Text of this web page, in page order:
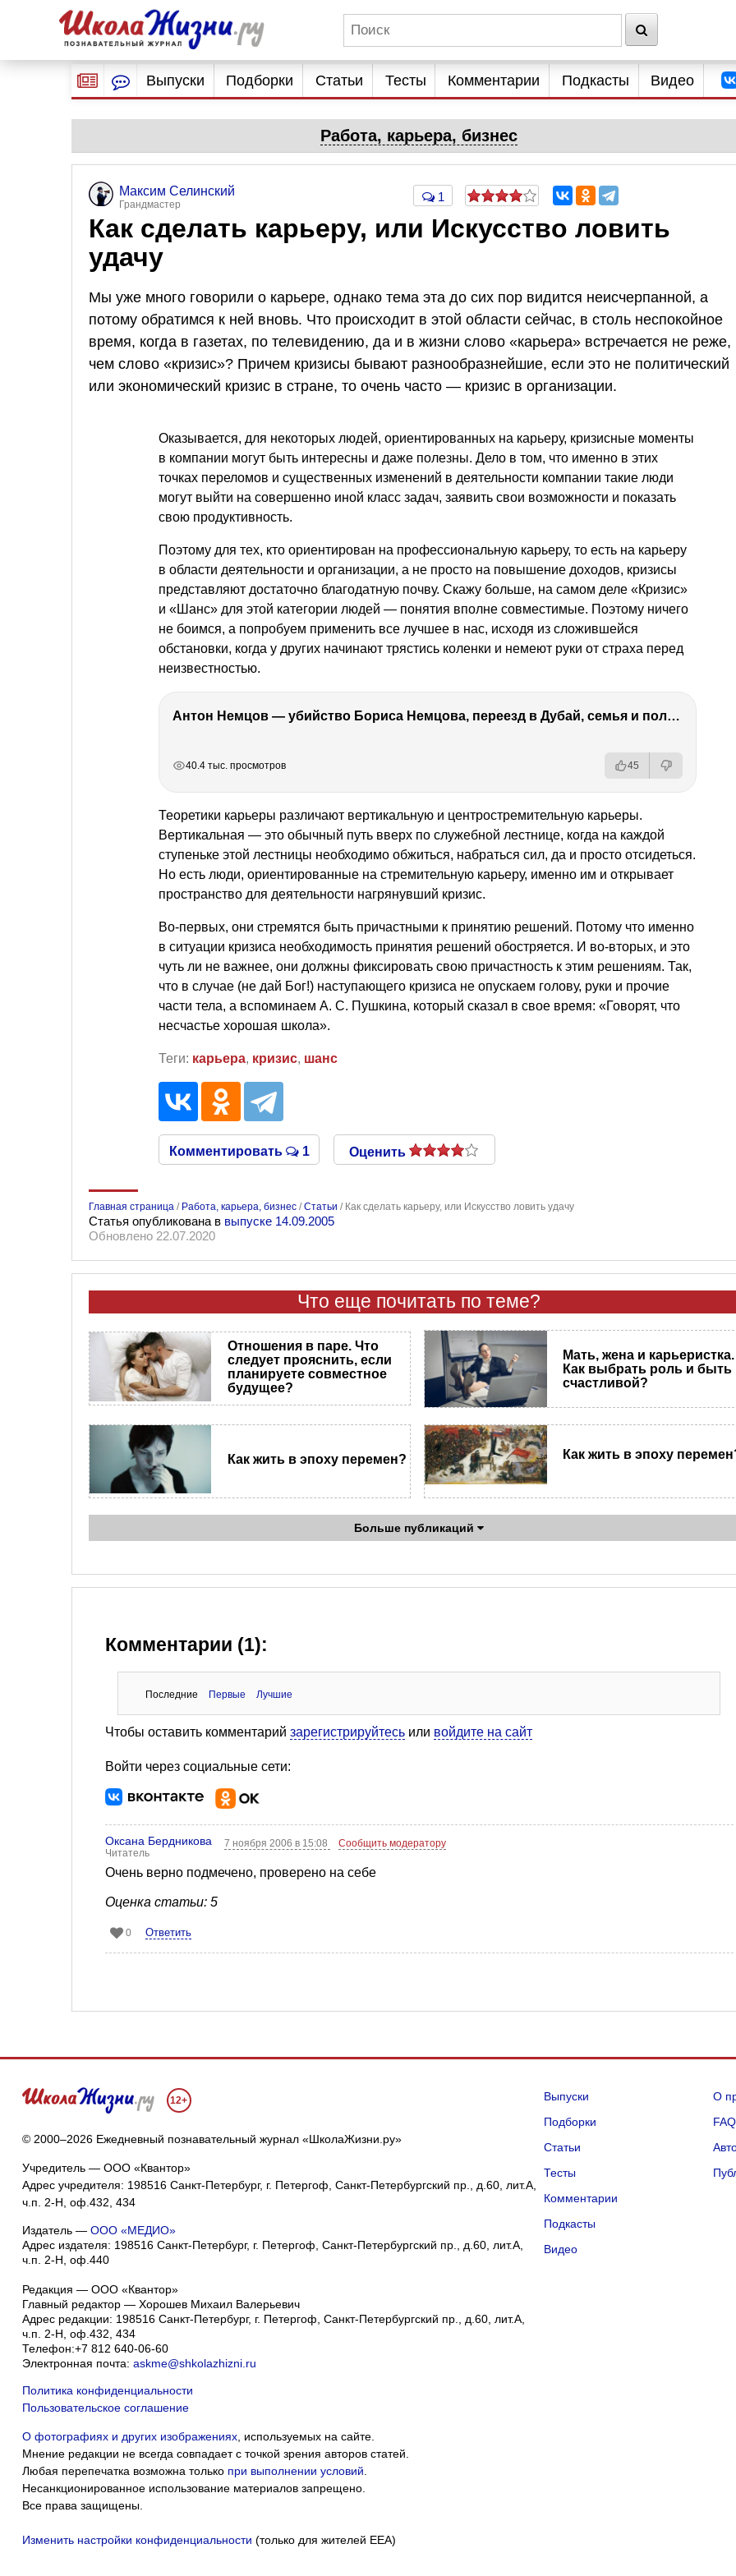
Выпуски Подборки Статьи Тесты Комментарии Подкасты Видео
Работа, карьера, бизнес
Максим Селинский
Грандмастер
1
Как сделать карьеру, или Искусство ловить
удачу
Мы уже много говорили о карьере, однако тема эта до сих пор видится неисчерпанной, а
потому обратимся к ней вновь. Что происходит в этой области сейчас, в столь неспокойное
время, когда в газетах, по телевидению, да и в жизни слово «карьера» встречается не реже,
чем слово «кризис»? Причем кризисы бывают разнообразнейшие, если это не политический
или экономический кризис в стране, то очень часто — кризис в организации.
Оказывается, для некоторых людей, ориентированных на карьеру, кризисные моменты
в компании могут быть интересны и даже полезны. Дело в том, что именно в этих
точках переломов и существенных изменений в деятельности компании такие люди
могут выйти на совершенно иной класс задач, заявить свои возможности и показать
свою продуктивность.
Поэтому для тех, кто ориентирован на профессиональную карьеру, то есть на карьеру
в области деятельности и организации, а не просто на повышение доходов, кризисы
представляют достаточно благодатную почву. Скажу больше, на самом деле «Кризис»
и «Шанс» для этой категории людей — понятия вполне совместимые. Поэтому ничего
не боимся, а попробуем применить все лучшее в нас, исходя из сложившейся
обстановки, когда у других начинают трястись коленки и немеют руки от страха перед
неизвестностью.
Антон Немцов — убийство Бориса Немцова, переезд в Дубай, семья и политика
40.4 тыс. просмотров 45
Теоретики карьеры различают вертикальную и центростремительную карьеры.
Вертикальная — это обычный путь вверх по служебной лестнице, когда на каждой
ступеньке этой лестницы необходимо обжиться, набраться сил, да и просто отсидеться.
Но есть люди, ориентированные на стремительную карьеру, именно им и открывает
пространство для деятельности нагрянувший кризис.
Во-первых, они стремятся быть причастными к принятию решений. Потому что именно
в ситуации кризиса необходимость принятия решений обостряется. И во-вторых, и это
чуть ли не важнее, они должны фиксировать свою причастность к этим решениям. Так,
что в случае (не дай Бог!) наступающего кризиса не опускаем голову, руки и прочие
части тела, а вспоминаем А. С. Пушкина, который сказал в свое время: «Говорят, что
несчастье хорошая школа».
Теги: карьера, кризис, шанс
Комментировать 1 Оценить
Главная страница / Работа, карьера, бизнес /Статьи / Как сделать карьеру, или Искусство ловить удачу
Статья опубликована в выпуске 14.09.2005
Обновлено 22.07.2020
Что еще почитать по теме?
Отношения в паре. Что
следует прояснить, если
планируете совместное
будущее?
Мать, жена и карьеристка.
Как выбрать роль и быть
счастливой?
Как жить в эпоху перемен? Как жить в эпоху
Больше публикаций
Комментарии (1):
Последние Первые Лучшие
Чтобы оставить комментарий зарегистрируйтесь или войдите на сайт
Войти через социальные сети:
Оксана Бердникова
Читатель
7 ноября 2006 в 15:08 Сообщить модератору
Очень верно подмечено, проверено на себе
Оценка статьи: 5
0 Ответить
12+
© 2000–2026 Ежедневный познавательный журнал «ШколаЖизни.ру»
Учредитель — ООО «Квантор»
Адрес учредителя: 198516 Санкт-Петербург, г. Петергоф, Санкт-Петербургский пр., д.60, лит.А,
ч.п. 2-Н, оф.432, 434
Издатель — ООО «МЕДИО»
Адрес издателя: 198516 Санкт-Петербург, г. Петергоф, Санкт-Петербургский пр., д.60, лит.А,
ч.п. 2-Н, оф.440
Редакция — ООО «Квантор»
Главный редактор — Хорошев Михаил Валерьевич
Адрес редакции: 198516 Санкт-Петербург, г. Петергоф Санкт-Петербургский пр., д.60, лит.А,
ч.п. 2-Н, оф.432, 434
Телефон:+7 812 640-06-60
Электронная почта: askme@shkolazhizni.ru
Политика конфиденциальности
Пользовательское соглашение
О фотографиях и других изображениях, используемых на сайте.
Мнение редакции не всегда совпадает с точкой зрения авторов статей.
Любая перепечатка возможна только при выполнении условий
Несанкционированное использование материалов запрещено.
Все права защищены.
Изменить настройки конфиденциальности (только для жителей EEA)
Выпуски
Подборки
Статьи
Тесты
Комментарии
Подкасты
Видео
О
FAQ